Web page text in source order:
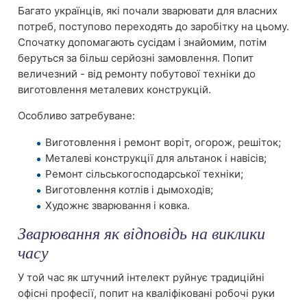
Багато українців, які почали зварювати для власних
потреб, поступово переходять до заробітку на цьому.
Спочатку допомагають сусідам і знайомим, потім
беруться за більш серйозні замовлення. Попит
величезний - від ремонту побутової техніки до
виготовлення металевих конструкцій.
Особливо затребуване:
Виготовлення і ремонт воріт, огорож, решіток;
Металеві конструкції для альтанок і навісів;
Ремонт сільськогосподарської техніки;
Виготовлення котлів і дымоходів;
Художнє зварювання і ковка.
Зварювання як відповідь на виклики
часу
У той час як штучний інтелект руйнує традиційні
офісні професії, попит на кваліфіковані робочі руки